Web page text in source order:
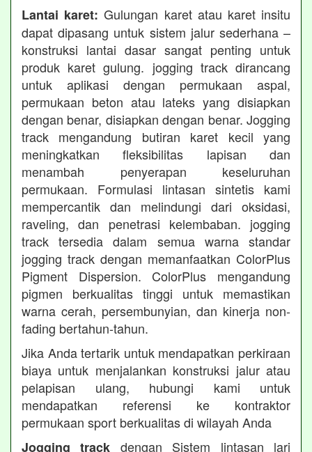
Lantai karet: Gulungan karet atau karet insitu
dapat dipasang untuk sistem jalur sederhana –
konstruksi lantai dasar sangat penting untuk
produk karet gulung. jogging track dirancang
untuk aplikasi dengan permukaan aspal,
permukaan beton atau lateks yang disiapkan
dengan benar, disiapkan dengan benar. Jogging
track mengandung butiran karet kecil yang
meningkatkan fleksibilitas lapisan dan
menambah penyerapan keseluruhan
permukaan. Formulasi lintasan sintetis kami
mempercantik dan melindungi dari oksidasi,
raveling, dan penetrasi kelembaban. jogging
track tersedia dalam semua warna standar
jogging track dengan memanfaatkan ColorPlus
Pigment Dispersion. ColorPlus mengandung
pigmen berkualitas tinggi untuk memastikan
warna cerah, persembunyian, dan kinerja non-
fading bertahun-tahun.
Jika Anda tertarik untuk mendapatkan perkiraan
biaya untuk menjalankan konstruksi jalur atau
pelapisan ulang, hubungi kami untuk
mendapatkan referensi ke kontraktor
permukaan sport berkualitas di wilayah Anda
Jogging track dengan Sistem lintasan lari